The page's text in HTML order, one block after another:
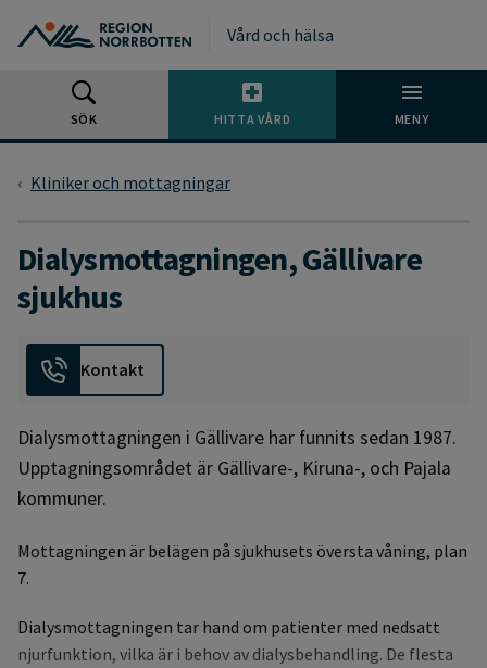
Vård och hälsa
SÖK HITTA VÅRD MENY
Kliniker och mottagningar
Dialysmottagningen, Gällivare
sjukhus
Kontakt
Dialysmottagningen i Gällivare har funnits sedan 1987.
Upptagningsområdet är Gällivare-, Kiruna-, och Pajala
kommuner.
Mottagningen är belägen på sjukhusets översta våning, plan
7.
Dialysmottagningen tar hand om patienter med nedsatt
njurfunktion, vilka är i behov av dialysbehandling. De flesta